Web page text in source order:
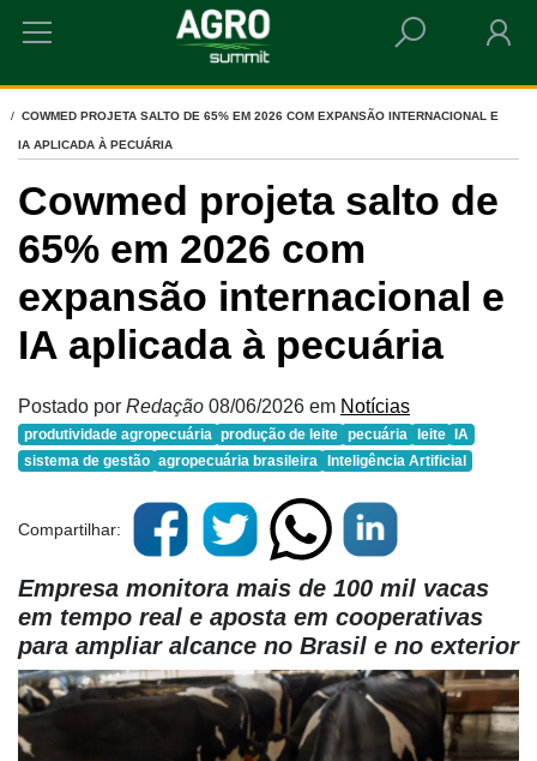
HOME
COWMED PROJETA SALTO DE 65% EM 2026 COM EXPANSÃO INTERNACIONAL E
IA APLICADA À PECUÁRIA
Cowmed projeta salto de
65% em 2026 com
expansão internacional e
IA aplicada à pecuária
Postado por Redação 08/06/2026 em Notícias
produtividade agropecuária produção de leite pecuária leite
IA
sistema de gestão agropecuária brasileira Inteligência Artificial
Compartilhar:
Empresa monitora mais de 100 mil vacas
em tempo real e aposta em cooperativas
para ampliar alcance no Brasil e no exterior